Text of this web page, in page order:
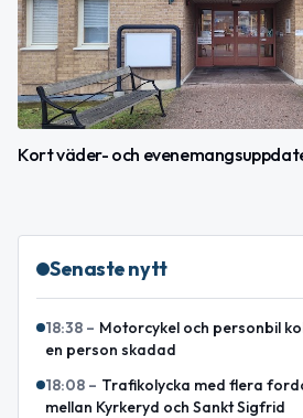
Kort väder- och
Senaste nytt
18:38 – Motorcykel och personbil
en person skadad
18:08 – Trafikolycka med flera
mellan Kyrkeryd och Sankt Sigfrid